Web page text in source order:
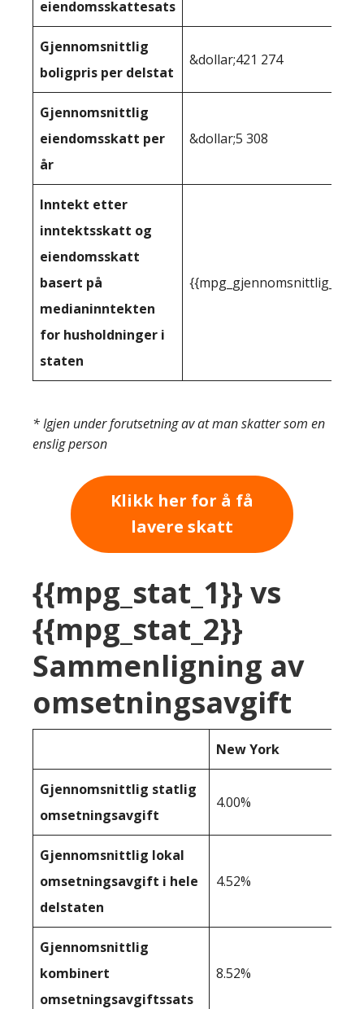
eiendomsskattesats
Gjennomsnittlig
boligpris per delstat
&dollar;421 274
Gjennomsnittlig
eiendomsskatt per
år
&dollar;5 308
Inntekt etter
inntektsskatt og
eiendomsskatt
basert på
medianinntekten
for husholdninger i
staten
* Igjen under forutsetning av at man skatter som en
enslig person
Klikk her for å få
lavere skatt
{{mpg_stat_1}} vs
{{mpg_stat_2}}
Sammenligning av
omsetningsavgift
New York
Gjennomsnittlig statlig
omsetningsavgift
4.00%
Gjennomsnittlig lokal
omsetningsavgift i hele
delstaten
4.52%
Gjennomsnittlig
kombinert
omsetningsavgiftssats
8.52%